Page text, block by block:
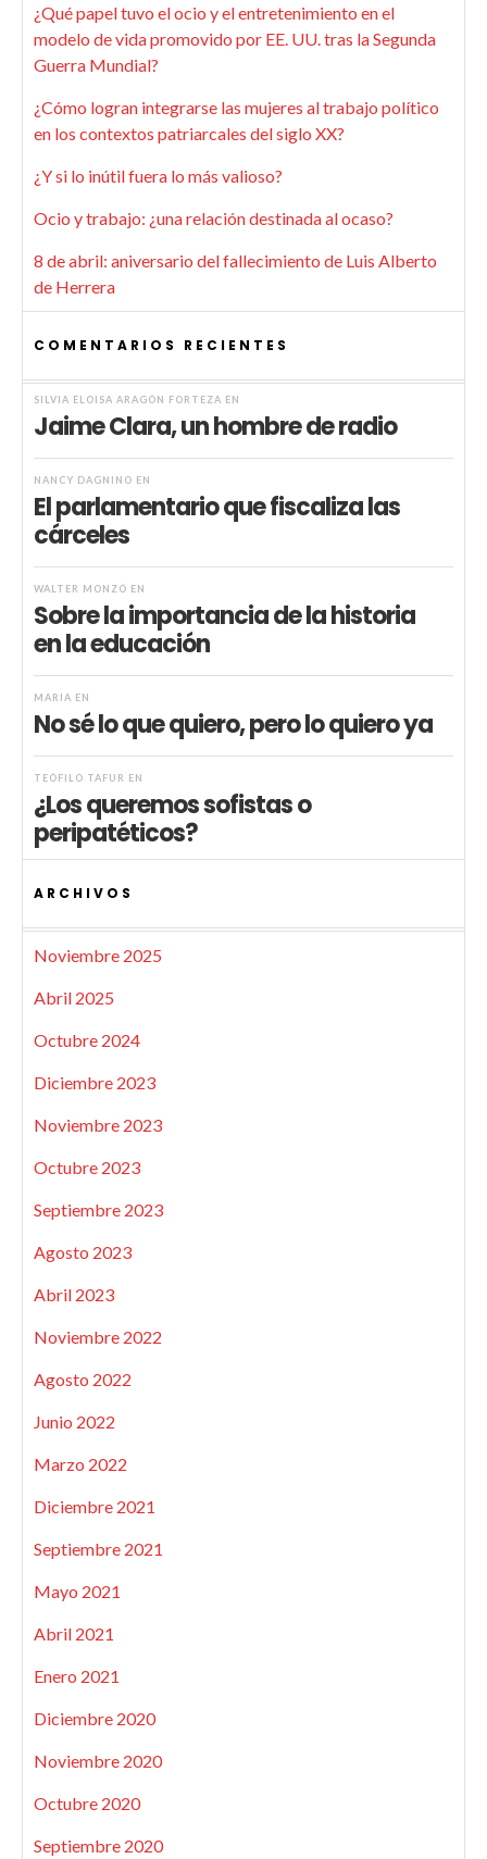
¿Qué papel tuvo el ocio y el entretenimiento en el
modelo de vida promovido por EE. UU. tras la Segunda
Guerra Mundial?
¿Cómo logran integrarse las mujeres al trabajo político
en los contextos patriarcales del siglo XX?
¿Y si lo inútil fuera lo más valioso?
Ocio y trabajo: ¿una relación destinada al ocaso?
8 de abril: aniversario del fallecimiento de Luis Alberto
de Herrera
COMENTARIOS RECIENTES
SILVIA ELOISA ARAGÓN FORTEZA EN
Jaime Clara, un hombre de radio
NANCY DAGNINO EN
El parlamentario que fiscaliza las
cárceles
WALTER MONZÓ EN
Sobre la importancia de la historia
en la educación
MARIA EN
No sé lo que quiero, pero lo quiero ya
TEÓFILO TAFUR EN
¿Los queremos sofistas o
peripatéticos?
ARCHIVOS
Noviembre 2025
Abril 2025
Octubre 2024
Diciembre 2023
Noviembre 2023
Octubre 2023
Septiembre 2023
Agosto 2023
Abril 2023
Noviembre 2022
Agosto 2022
Junio 2022
Marzo 2022
Diciembre 2021
Septiembre 2021
Mayo 2021
Abril 2021
Enero 2021
Diciembre 2020
Noviembre 2020
Octubre 2020
Septiembre 2020